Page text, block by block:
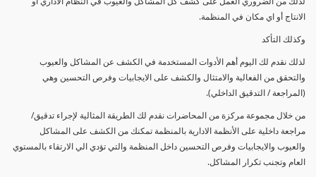
الانتاج أو اي مكان في المنظمة.
وكذلك التأكد
لذلك نقدم لك اليوم أهم الأدوات المستخدمة في الكشف عن المشاكل والعيوب
والتحقق من الفعالية والامتثال والكشف على الايجابيات وفرص التحسين وهي
(المراجعة / التدقيق الداخلي).
من خلال مجموعة مركزة من المحاضرات نقدم لك الطريقة المثالية لإجراء تدقيق/
مراجعة داخلية على الأنظمة الادارية بالمنظمة تمكنك من الكشف على المشاكل
والعيوب والايجابيات وفرص التحسين داخل المنظمة والتي تؤدي الي الارتقاء بالمستوي
العام وتجنب تكرار المشاكل.